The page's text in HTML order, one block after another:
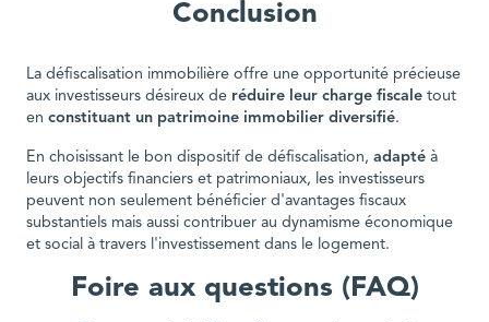
Conclusion
La défiscalisation immobilière offre une opportunité précieuse
aux investisseurs désireux de réduire leur charge fiscale tout
en constituant un patrimoine immobilier diversifié.
En choisissant le bon dispositif de défiscalisation, adapté à
leurs objectifs financiers et patrimoniaux, les investisseurs
peuvent non seulement bénéficier d'avantages fiscaux
substantiels mais aussi contribuer au dynamisme économique
et social à travers l'investissement dans le logement.
Foire aux questions (FAQ)